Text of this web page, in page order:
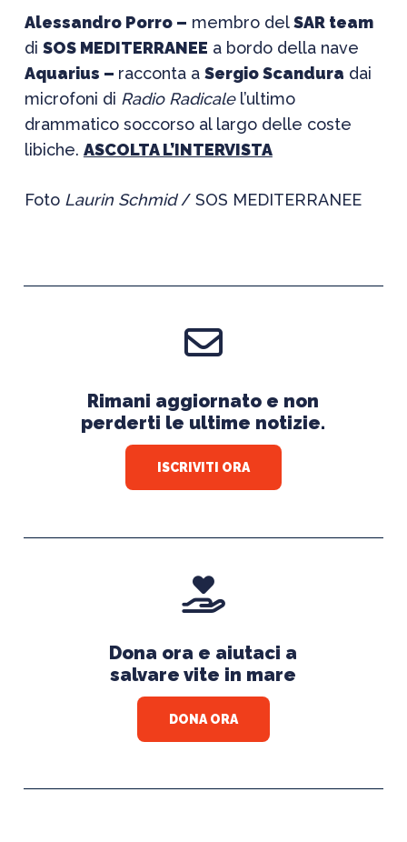
Alessandro Porro – membro delSAR team
di SOS MEDITERRANEE a bordo della nave
Aquarius – racconta a Sergio Scandura dai
microfoni di Radio Radicalel’ultimo
drammatico soccorso al largo delle coste
libiche. ASCOLTA L’INTERVISTA
Foto Laurin Schmid/ SOS MEDITERRANEE
Rimani aggiornato e non
perderti le ultime notizie.
ISCRIVITI ORA
Dona ora e aiutaci a
salvare vite in mare
DONA ORA